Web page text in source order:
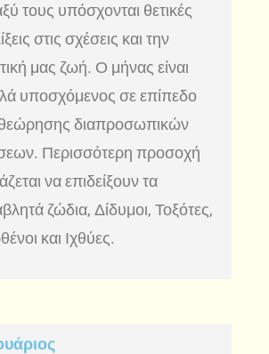
τους υπόσχονται θετικές
στις σχέσεις και την
μας ζωή. Ο μήνας είναι
υποσχόμενος σε επίπεδο
διαπροσωπικών
Περισσότερη προσοχή
να επιδείξουν τα
ζώδια, Δίδυμοι, Τοξότες,
και Ιχθύες.